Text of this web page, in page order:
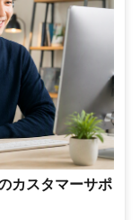
カスタマーサポ